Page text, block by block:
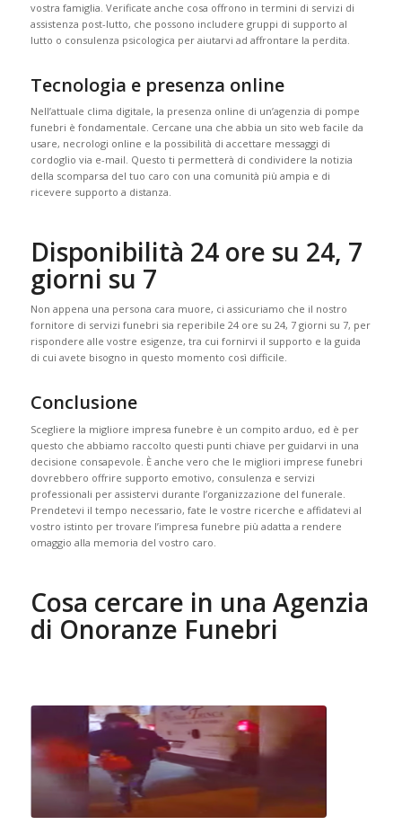
vostra famiglia. Verificate anche cosa offrono in termini di servizi di
assistenza post-lutto, che possono includere gruppi di supporto al
lutto o consulenza psicologica per aiutarvi ad affrontare la perdita.
Tecnologia e presenza online
Nell’attuale clima digitale, la presenza online di un’agenzia di pompe
funebri è fondamentale. Cercane una che abbia un sito web facile da
usare, necrologi online e la possibilità di accettare messaggi di
cordoglio via e-mail. Questo ti permetterà di condividere la notizia
della scomparsa del tuo caro con una comunità più ampia e di
ricevere supporto a distanza.
Disponibilità 24 ore su 24, 7
giorni su 7
Non appena una persona cara muore, ci assicuriamo che il nostro
fornitore di servizi funebri sia reperibile 24 ore su 24, 7 giorni su 7, per
rispondere alle vostre esigenze, tra cui fornirvi il supporto e la guida
di cui avete bisogno in questo momento così difficile.
Conclusione
Scegliere la migliore impresa funebre è un compito arduo, ed è per
questo che abbiamo raccolto questi punti chiave per guidarvi in ​​una
decisione consapevole. È anche vero che le migliori imprese funebri
dovrebbero offrire supporto emotivo, consulenza e servizi
professionali per assistervi durante l’organizzazione del funerale.
Prendetevi il tempo necessario, fate le vostre ricerche e affidatevi al
vostro istinto per trovare l’impresa funebre più adatta a rendere
omaggio alla memoria del vostro caro.
Cosa cercare in una Agenzia
di Onoranze Funebri